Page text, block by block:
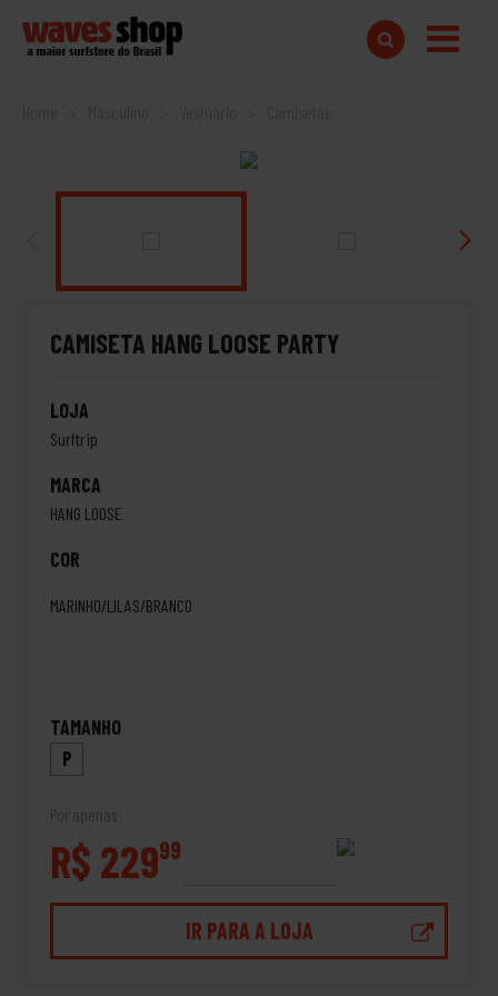
Home Camisetas
CAMISETA HANG LOOSE PARTY
LOJA
Surftrip
MARCA
HANG LOOSE
COR
MARINHO/LILAS/BRANCO
TAMANHO
P
Por apenas
R$ 22999
IR PARA A LOJA